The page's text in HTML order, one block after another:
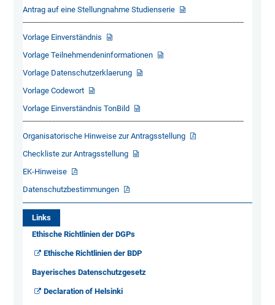
Antrag auf eine Stellungnahme Studienserie
Vorlage Einverständnis
Vorlage Teilnehmendeninformationen
Vorlage Datenschutzerklaerung
Vorlage Codewort
Vorlage Einverständnis TonBild
Organisatorische Hinweise zur Antragsstellung
Checkliste zur Antragsstellung
EK-Hinweise
Datenschutzbestimmungen
Links
Ethische Richtlinien der DGPs
Ethische Richtlinien der BDP
Bayerisches Datenschutzgesetz
Declaration of Helsinki